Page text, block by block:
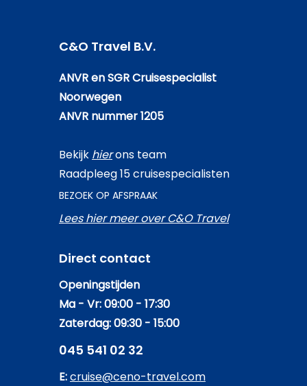
C&O Travel B.V.
ANVR en SGR Cruisespecialist
Noorwegen
ANVR nummer 1205
Bekijk hierons team
Raadpleeg 15 cruisespecialisten
BEZOEK OP AFSPRAAK
Lees hier meer over C&O Travel
Direct contact
Openingstijden
Ma - Vr: 09:00 - 17:30
Zaterdag: 09:30 - 15:00
045 541 02 32
E:cruise@ceno-travel.com